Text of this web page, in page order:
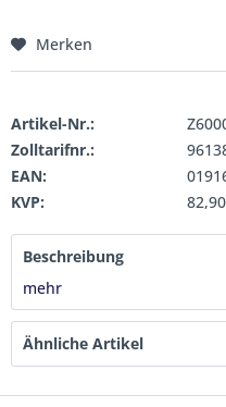
Merken
Artikel-Nr.:
Zolltarifnr.:
EAN:
KVP:
Beschreibung
mehr
Ähnliche Artikel